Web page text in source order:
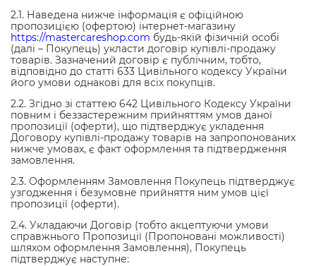
2.1. Наведена нижче інформація є офіційною
пропозицією (офертою) інтернет-магазину
https://mastercareshop.com будь-якій фізичній особі
(далі – Покупець) укласти договір купівлі-продажу
товарів. Зазначений договір є публічним, тобто,
відповідно до статті 633 Цивільного кодексу України
його умови однакові для всіх покупців.
2.2. Згідно зі статтею 642 Цивільного Кодексу України
повним і беззастережним прийняттям умов даної
пропозиції (оферти), що підтверджує укладення
Договору купівлі-продажу товарів на запропонованих
нижче умовах, є факт оформлення та підтвердження
замовлення.
2.3. Оформленням Замовлення Покупець підтверджує
узгодження і безумовне прийняття ним умов цієї
пропозиції (оферти).
2.4. Укладаючи Договір (тобто акцептуючи умови
справжнього Пропозиції (Пропоновані можливості)
шляхом оформлення Замовлення), Покупець
підтверджує наступне: